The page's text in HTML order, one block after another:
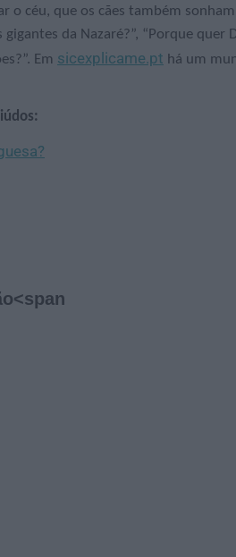
o céu, que os cães também
da Nazaré?”, “Porque quer
Em sicexplicame.pt há um
<span